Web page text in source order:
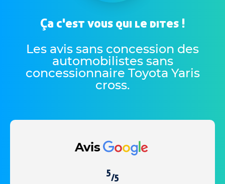
Ça c'est vous qui le dites !
Les avis sans concession des
automobilistes sans
concessionnaire Toyota Yaris
cross.
Avis
5/5